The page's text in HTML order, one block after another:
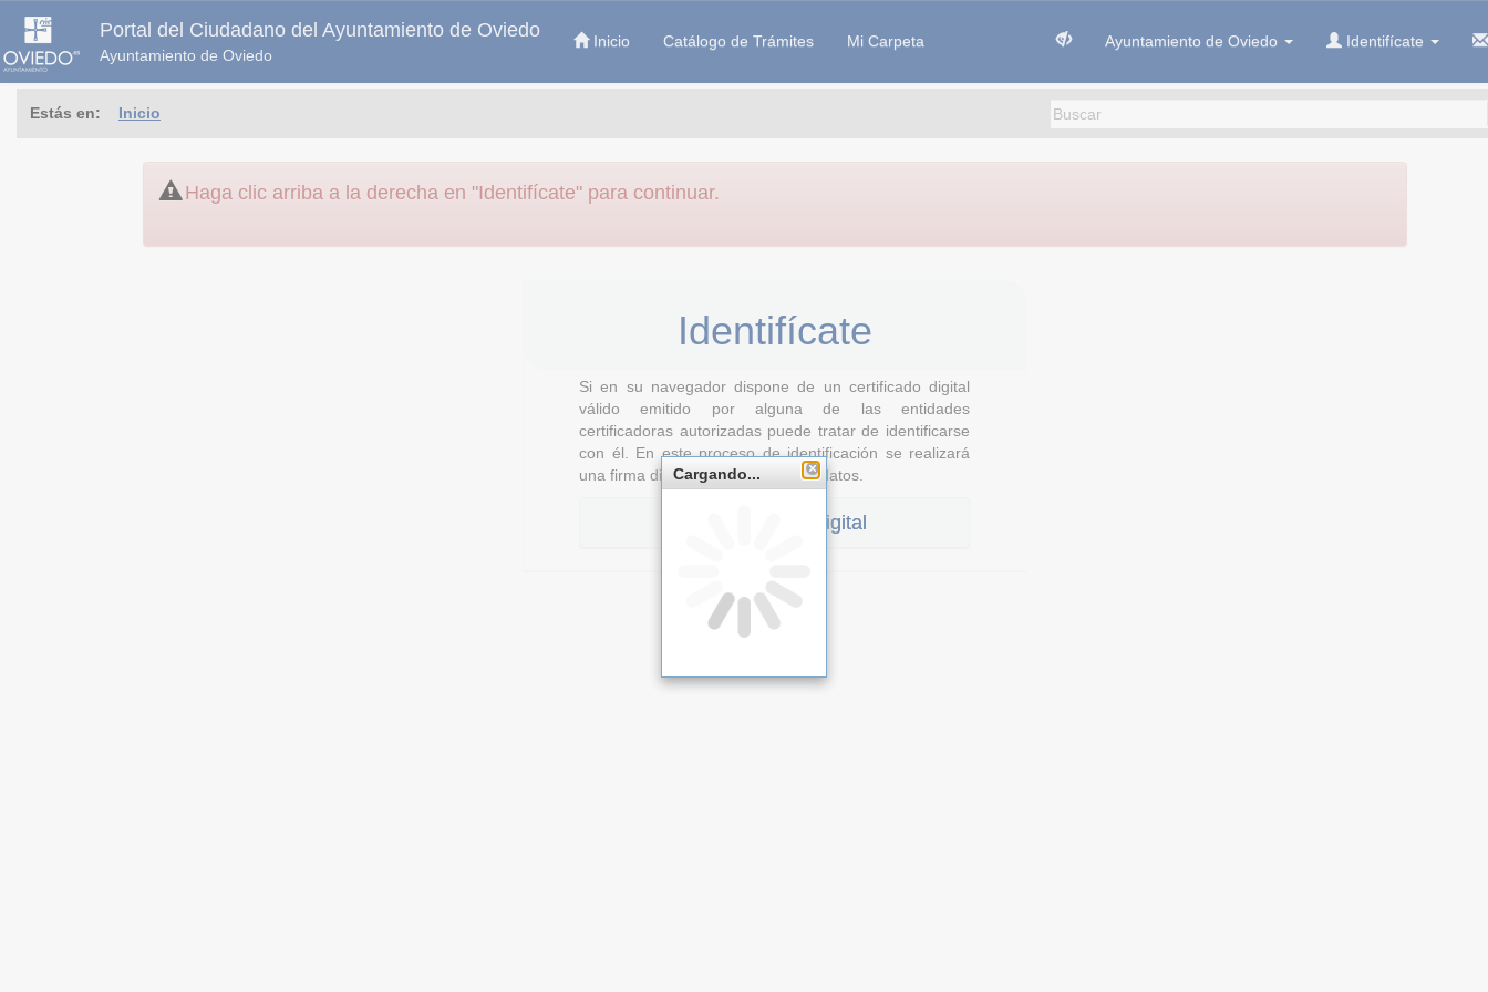
Portal del Ciudadano del Ayuntamiento de Oviedo
Ayuntamiento de Oviedo
Inicio Catálogo de Trámites Mi Carpeta Ayuntamiento de Oviedo Identifícate
Estás en: Inicio
Haga clic arriba a la derecha en "Identifícate" para continuar.
Identifícate
Si en su navegador dispone de un certificado digital
válido emitido por alguna de las entidades
certificadoras autorizadas puede tratar de identificarse
con él. En este proceso de identificación se realizará
una firma digital para verificar sus datos.
Certificado digital
Cargando...